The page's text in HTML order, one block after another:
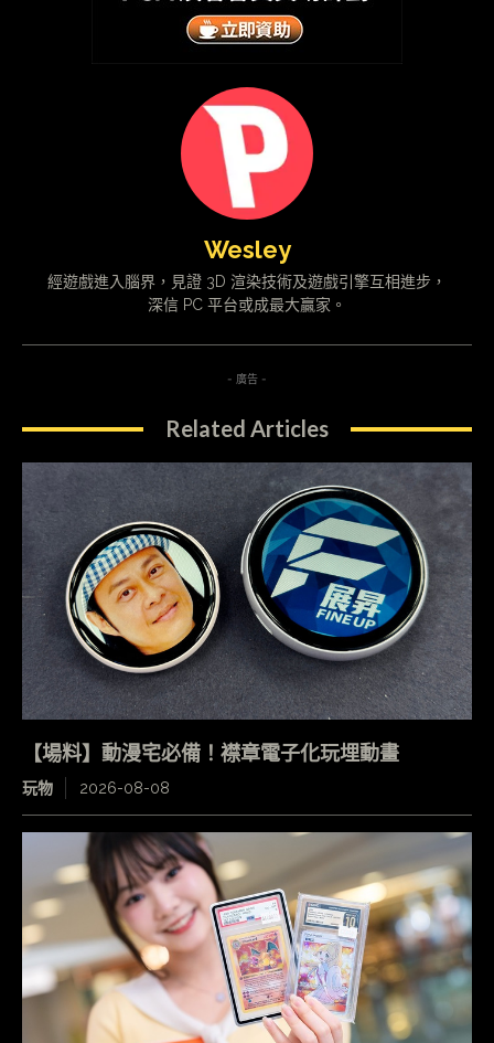
Wesley
經遊戲進入腦界，見證 3D 渲染技術及遊戲引擎互相進步，
深信 PC 平台或成最大贏家。
- 廣告 -
Related Articles
【場料】動漫宅必備！襟章電子化玩埋動畫
玩物 2026-08-08